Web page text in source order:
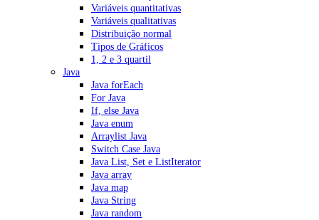
Variáveis quantitativas
Variáveis qualitativas
Distribuição normal
Tipos de Gráficos
1, 2 e 3 quartil
Java
Java forEach
For Java
If, else Java
Java enum
Arraylist Java
Switch Case Java
Java List, Set e ListIterator
Java array
Java map
Java String
Java random